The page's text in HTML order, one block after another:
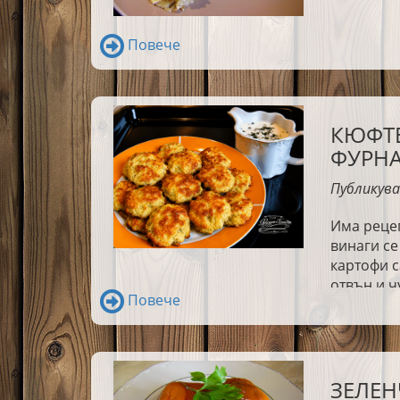
Повече
Има
винаги
картофи
отвън и
Повече